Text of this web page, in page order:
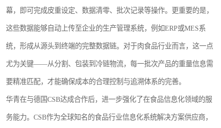
幕，即可完成皮重设定、数据清零、批次记录等操作。更重要的是，
这些数据能够自动上传至企业的生产管理系统，例如ERP或MES系
统，形成从源头到终端的完整数据链。对于肉食品行业而言，这一点
尤为关键——从分割、包装到冷链物流，每一批次产品的重量信息需
要精准匹配，才能确保成本的合理控制与追溯体系的完善。
华青在与德国CSB达成合作后，进一步强化了在食品信息化领域的服
务能力。CSB作为全球知名的食品行业信息化系统解决方案供应商，